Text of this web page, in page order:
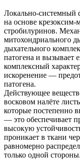
Локально-системный
на основе крезоксим-
стробилуринов.
митохондриального
дыхательного
патогена и вызывает
комплексный
искоренение —
патогена.
Действующее
восковом налёте
которые постепенно
— это обеспечивает
высокую
проникает в ткани
равномерно
только одной стороны.